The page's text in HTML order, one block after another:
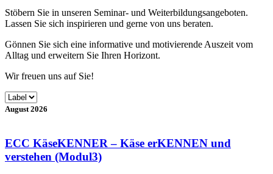
Stöbern Sie in unseren Seminar- und Weiterbildungsangeboten.
Lassen Sie sich inspirieren und gerne von uns beraten.
Gönnen Sie sich eine informative und motivierende Auszeit vom
Alltag und erweitern Sie Ihren Horizont.
Wir freuen uns auf Sie!
August 2026
ECC KäseKENNER – Käse erKENNEN und
verstehen (Modul3)